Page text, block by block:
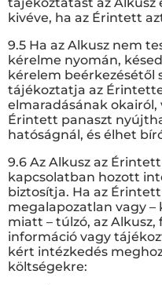
tájékoztatást az
kivéve, ha az Érintett
9.5 Ha az Alkusz nem
kérelme nyomán,
kérelem beérkezésétől
tájékoztatja az
elmaradásának
Érintett panaszt
hatóságnál, és élhet
9.6 Az Alkusz az
kapcsolatban hozott
biztosítja. Ha az
megalapozatlan vagy
miatt – túlzó, az
információ vagy
kért intézkedés
költségekre: